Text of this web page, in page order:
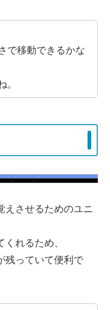
で移動できるかな
。
えさせるためのユニ
れるため、
残っていて便利で